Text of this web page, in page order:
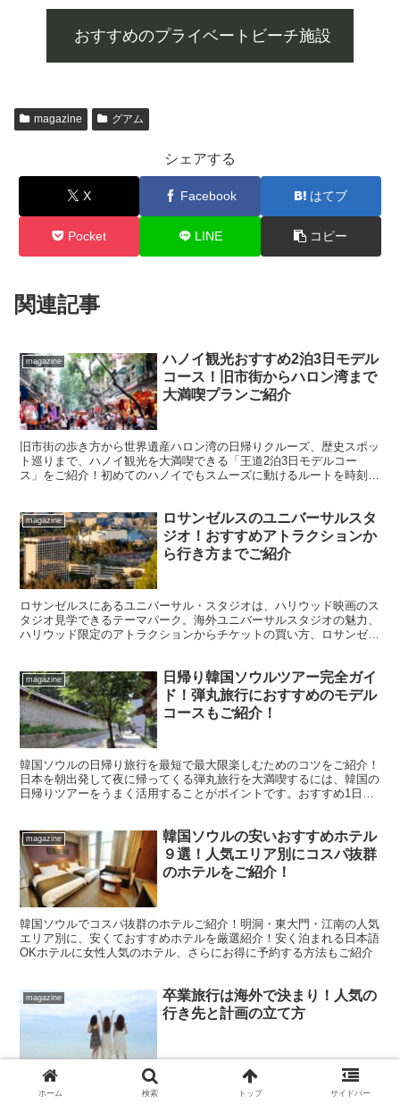
おすすめのプライベートビーチ施設
magazine グアム
シェアする
X Facebook はてブ
Pocket LINE コピー
関連記事
magazine
ハノイ観光おすすめ2泊3日モデル
コース！旧市街からハロン湾まで
大満喫プランご紹介
旧市街の歩き方から世界遺産ハロン湾の日帰りクルーズ、歴史スポッ
ト巡りまで、ハノイ観光を大満喫できる「王道2泊3日モデルコー
ス」をご紹介！初めてのハノイでもスムーズに動けるルートを時刻、
magazine
ロサンゼルスのユニバーサルスタ
ジオ！おすすめアトラクションか
ら行き方までご紹介
ロサンゼルスにあるユニバーサル・スタジオは、ハリウッド映画のス
タジオ見学できるテーマパーク。海外ユニバーサルスタジオの魅力、
ハリウッド限定のアトラクションからチケットの買い方、ロサンゼル
magazine
日帰り韓国ソウルツアー完全ガイ
ド！弾丸旅行におすすめのモデル
コースもご紹介！
韓国ソウルの日帰り旅行を最短で最大限楽しむためのコツをご紹介！
日本を朝出発して夜に帰ってくる弾丸旅行を大満喫するには、韓国の
日帰りツアーをうまく活用することがポイントです。おすすめ1日モ
magazine
韓国ソウルの安いおすすめホテル
９選！人気エリア別にコスパ抜群
のホテルをご紹介！
韓国ソウルでコスパ抜群のホテルご紹介！明洞・東大門・江南の人気
エリア別に、安くておすすめホテルを厳選紹介！安く泊まれる日本語
OKホテルに女性人気のホテル、さらにお得に予約する方法もご紹介
magazine
卒業旅行は海外で決まり！人気の
行き先と計画の立て方
学生生活の締めくくりにふさわしい特別なイベント「卒業旅行」。一
生の思い出を作るために、どこへ行くか、何をするか、考えるだけで
ホーム 検索 トップ サイドバー